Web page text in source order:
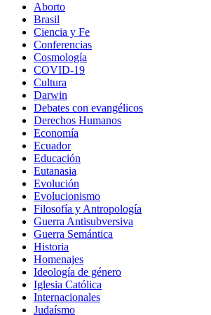
Aborto
Brasil
Ciencia y Fe
Conferencias
Cosmología
COVID-19
Cultura
Darwin
Debates con evangélicos
Derechos Humanos
Economía
Ecuador
Educación
Eutanasia
Evolución
Evolucionismo
Filosofía y Antropología
Guerra Antisubversiva
Guerra Semántica
Historia
Homenajes
Ideología de género
Iglesia Católica
Internacionales
Judaísmo